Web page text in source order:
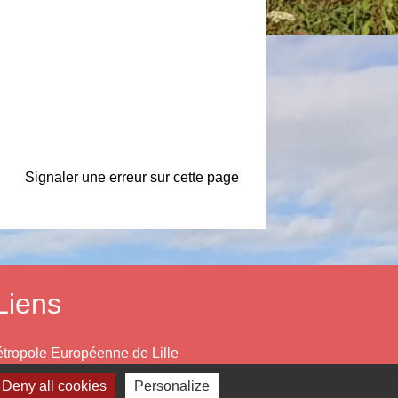
Signaler une erreur sur cette page
Européenne de Lille
du Nord
Deny all cookies Personalize